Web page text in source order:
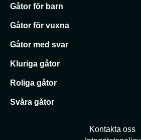
Gåtor för barn
Gåtor för vuxna
Gåtor med svar
Kluriga gåtor
Roliga gåtor
Svåra gåtor
Kontakta oss